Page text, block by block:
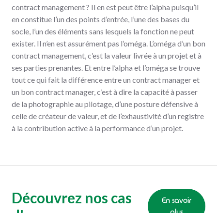
contract management ? Il en est peut être l’alpha puisqu’il
en constitue l’un des points d’entrée, l’une des bases du
socle, l’un des éléments sans lesquels la fonction ne peut
exister. Il n’en est assurément pas l’oméga. L’oméga d’un bon
contract management, c’est la valeur livrée à un projet et à
ses parties prenantes. Et entre l’alpha et l’oméga se trouve
tout ce qui fait la différence entre un contract manager et
un bon contract manager, c’est à dire la capacité à passer
de la photographie au pilotage, d’une posture défensive à
celle de créateur de valeur, et de l’exhaustivité d’un registre
à la contribution active à la performance d’un projet.
Découvrez nos cas
En savoir